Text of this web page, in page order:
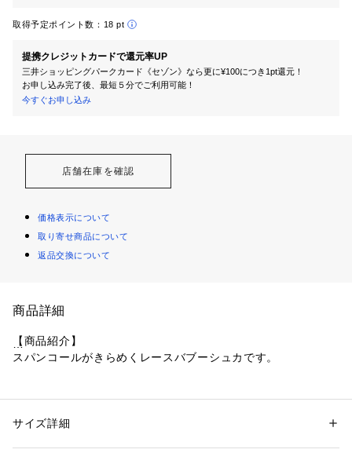
取得予定ポイント数： 18 pt
提携クレジットカードで還元率UP
三井ショッピングパークカード《セゾン》なら更に¥100につき1pt還元！
お申し込み完了後、最短５分でご利用可能！
今すぐお申し込み
店舗在庫を確認
価格表示について
取り寄せ商品について
返品交換について
商品詳細
【商品紹介】
スパンコールがきらめくレースバブーシュカです。
たびにキラキラと品よく輝きます。
性別：レディース
素材：:ポリエステル100%
サイズ詳細